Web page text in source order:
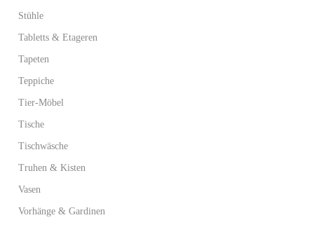
Stühle
Tabletts & Etageren
Tapeten
Teppiche
Tier-Möbel
Tische
Tischwäsche
Truhen & Kisten
Vasen
Vorhänge & Gardinen